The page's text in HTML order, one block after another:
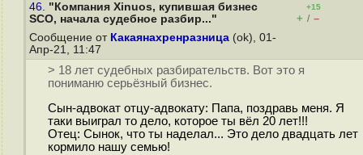
46. "Компания Xinuos, купившая бизнес
SCO, начала судебное разбир..."
+15
+ / –
Сообщение от Какаянахренразница (ok), 01-
Апр-21, 11:47
> 18 лет судебных разбирательств. Вот это я
пониманю серьёзный бизнес.
Сын-адвокат отцу-адвокату: Папа, поздравь меня. Я
таки выиграл то дело, которое ты вёл 20 лет!!!
Отец: Сынок, что ты наделал... Это дело двадцать лет
кормило нашу семью!